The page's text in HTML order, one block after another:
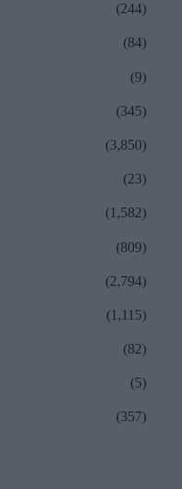
(244)
(84)
(9)
(345)
(3,850)
(23)
(1,582)
(809)
(2,794)
(1,115)
(82)
(5)
(357)